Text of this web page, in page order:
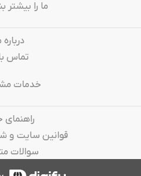
ما را بیشتر
درباره‌
تماس
خدمات
راهنمای
قوانین سایت و
سوالات